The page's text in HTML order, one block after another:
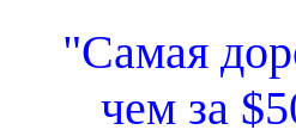
"Самая
чем за